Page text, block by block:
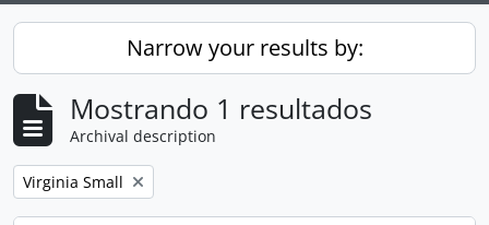
Narrow your results by:
Mostrando 1 resultados
Archival description
Remove filter:
Virginia Small